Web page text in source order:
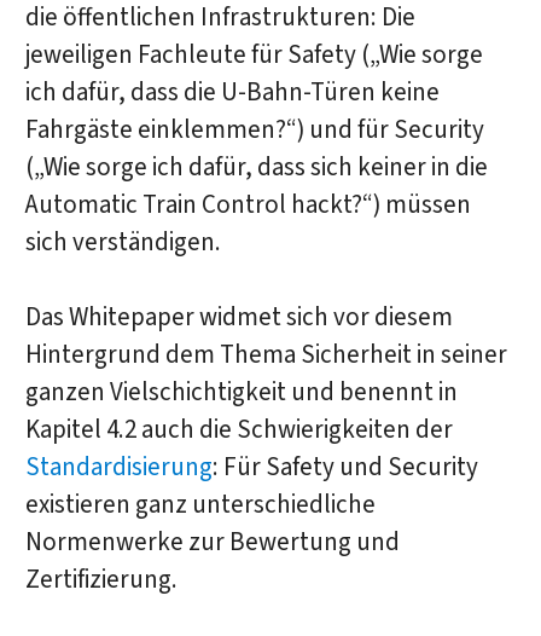
die öffentlichen Infrastrukturen: Die
jeweiligen Fachleute für Safety („Wie sorge
ich dafür, dass die U-Bahn-Türen keine
Fahrgäste einklemmen?“) und für Security
(„Wie sorge ich dafür, dass sich keiner in die
Automatic Train Control hackt?“) müssen
sich verständigen.
Das Whitepaper widmet sich vor diesem
Hintergrund dem Thema Sicherheit in seiner
ganzen Vielschichtigkeit und benennt in
Kapitel 4.2 auch die Schwierigkeiten der
Standardisierung: Für Safety und Security
existieren ganz unterschiedliche
Normenwerke zur Bewertung und
Zertifizierung.